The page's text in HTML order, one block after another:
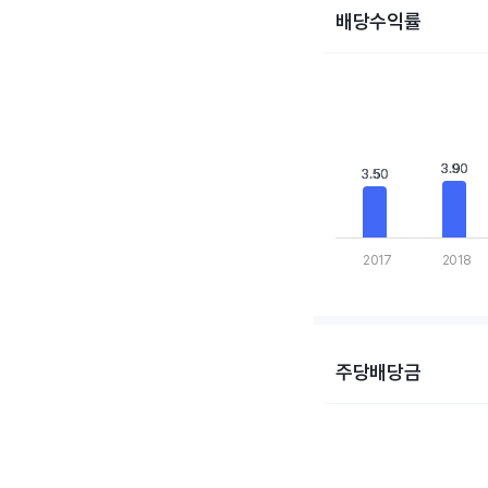
배당수익률
3.50
3.50 3.90
3.90
2017 2018
주당배당금